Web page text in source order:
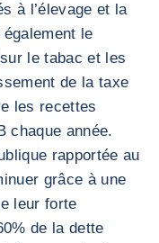
à l’élevage et la
le
le tabac et les
de la taxe
les recettes
chaque année.
rapportée au
grâce à une
leur forte
de la dette